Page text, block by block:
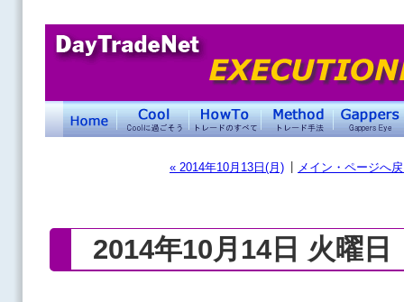
« 2014年10月13日(月) メイン・ページへ
2014年10月14日 火曜日